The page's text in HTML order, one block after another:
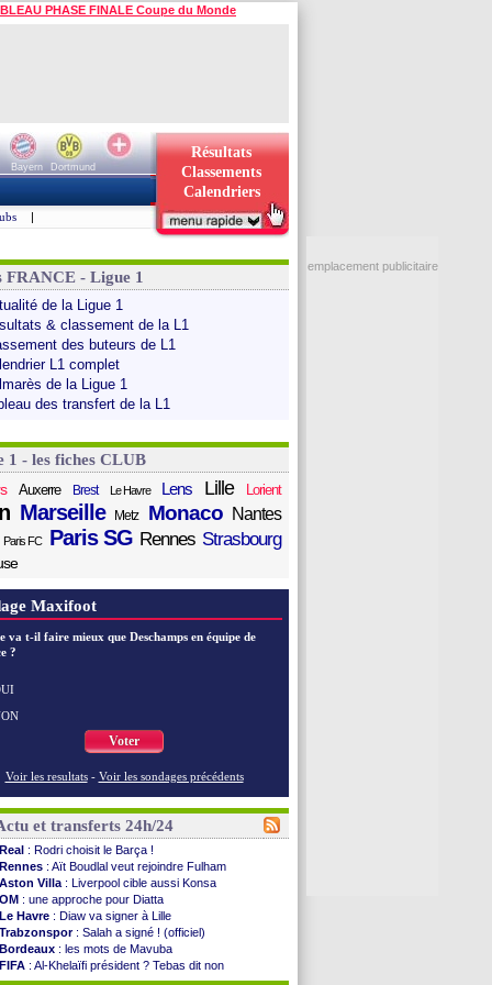
PHASE FINALE Coupe du Monde
Bayern
Dortmund
Résultats
Classements
Calendriers
|
FRANCE - Ligue 1
de la Ligue 1
& classement de la L1
des buteurs de L1
L1 complet
de la Ligue 1
des transfert de la L1
1 - les fiches CLUB
Auxerre Brest Le Havre Lens Lille Lorient
Marseille Metz Monaco Nantes
Paris FC Paris SG Rennes Strasbourg
Maxifoot
va t-il faire mieux que Deschamps en équipe de
?
Voter
Voir les resultats - Voir les sondages précédents
et transferts 24h/24
Real : Rodri choisit le Barça !
Rennes : Aït Boudlal veut rejoindre Fulham
Aston Villa : Liverpool cible aussi Konsa
OM : une approche pour Diatta
Le Havre : Diaw va signer à Lille
Trabzonspor : Salah a signé ! (officiel)
Bordeaux : les mots de Mavuba
FIFA : Al-Khelaïfi président ? Tebas dit non
Fenerbahçe: Greenwood savoure son premier ...
emplacement publicitaire